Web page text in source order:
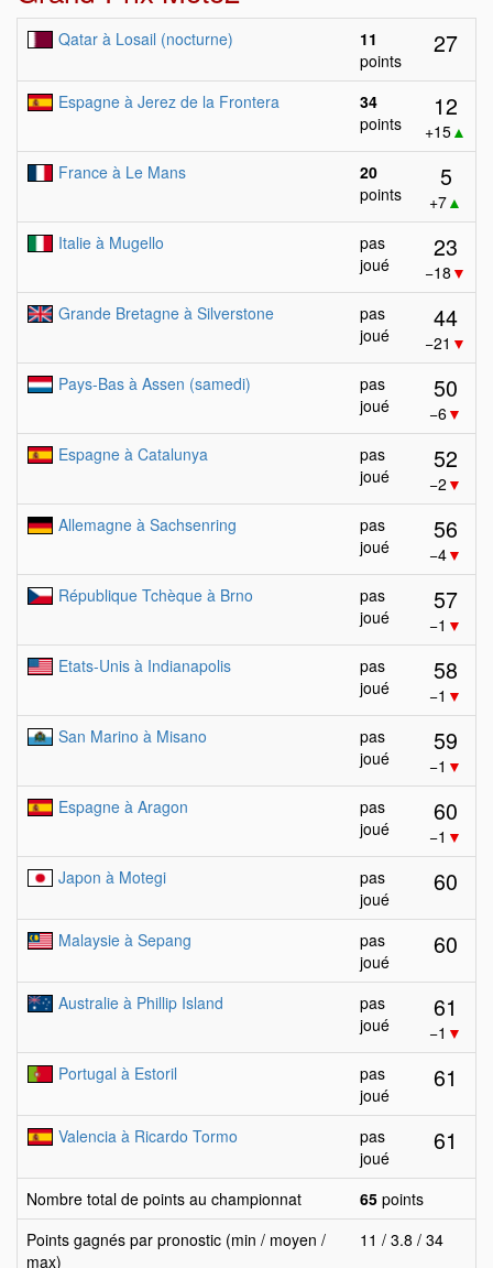
Qatar à Losail (nocturne)
11
points
27
Espagne à Jerez de la Frontera
34
points
12
+15▲
France à Le Mans
20
points
5
+7▲
Italie à Mugello
pas
joué
23
−18 ▼
Grande Bretagne à Silverstone
pas
joué
44
−21 ▼
Pays-Bas à Assen (samedi)
pas
joué
50
−6▼
Espagne à Catalunya
pas
joué
52
−2 ▼
Allemagne à Sachsenring
pas
joué
56
−4▼
République Tchèque à Brno
pas
joué
57
−1 ▼
Etats-Unis à Indianapolis
pas
joué
58
−1 ▼
San Marino à Misano
pas
joué
59
−1 ▼
Espagne à Aragon
pas
joué
60
−1 ▼
Japon à Motegi
pas
joué
60
Malaysie à Sepang
pas
joué
60
Australie à Phillip Island
pas
joué
61
−1 ▼
Portugal à Estoril
pas
joué
61
Valencia à Ricardo Tormo
pas
joué
61
Nombre total de points au championnat 65 points
Points gagnés par pronostic (min / moyen /
max)
11 / 3.8 / 34